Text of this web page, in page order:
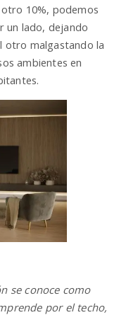
10%, podemos
un lado, dejando
otro malgastando la
ambientes en
se conoce como
por el techo,